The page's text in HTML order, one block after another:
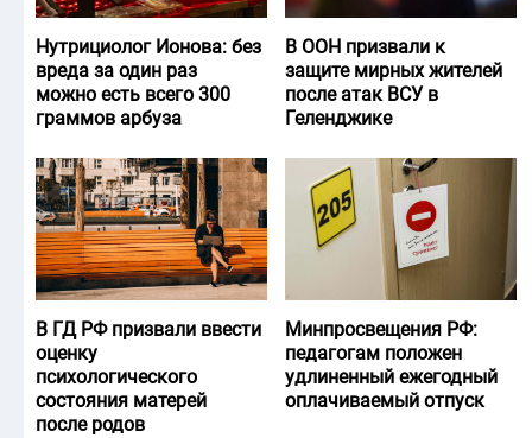
Нутрициолог Ионова: без
вреда за один раз
можно есть всего 300
граммов арбуза
В ООН призвали к
защите мирных жителей
после атак ВСУ в
Геленджике
В ГД РФ призвали ввести
оценку
психологического
состояния матерей
после родов
Минпросвещения РФ:
педагогам положен
удлиненный ежегодный
оплачиваемый отпуск